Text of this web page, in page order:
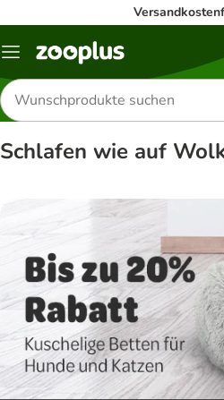
Menü
Produkte
suchen
Schlafen wie auf